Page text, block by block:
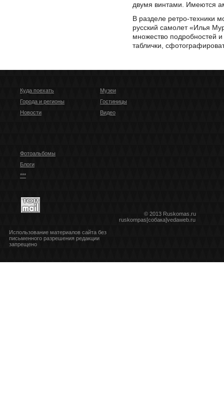
двумя винтами. Имеются
В разделе ретро-техники
русский самолет «Илья
множество подробностей
таблички,
Куда поехать
Города и регионы
Новости
Музеи
Гостиницы
Видео
Фотоальбомы
Блоги
***
© 2013 Ruskomas.ru
ruskompas[собака]vedaweb.ru
Использование материалов сайта без
письменного разрешения редакции
запрещено